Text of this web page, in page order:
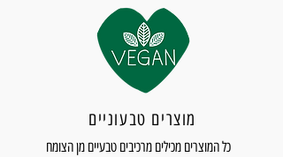
מוצרים טבעוניים
כל המוצרים מכילים מרכיבים טבעיים מן הצומח